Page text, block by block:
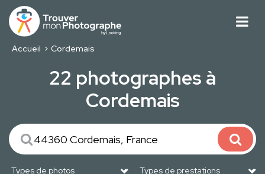
Accueil Cordemais
22 photographes à
Cordemais